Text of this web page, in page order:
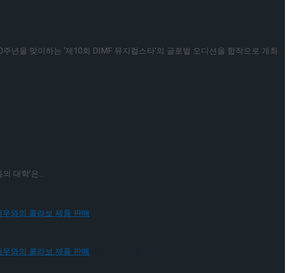
뮤지컬 배우와의 콜라보 제품 판매
을 맞이하는 ‘제10회 DIMF 뮤지컬스타’의 글로벌 오디션을 합작으로 개최
대학’은...